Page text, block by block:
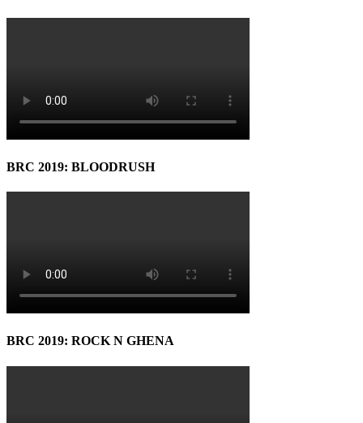
BRC 2019: BLOODRUSH
BRC 2019: ROCK N GHENA